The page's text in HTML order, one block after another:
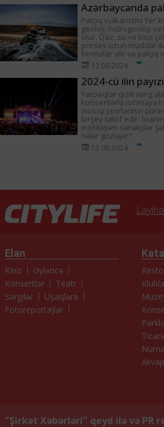
Azərbaycanda
Palçıq vulkanizmi Yer
geoloji, hidrogeoloji və
olur. Qaz, su və bəzi
proses uzun müddət
formalar alır və palçıq
12.09.2024
2024-cü ilin
Yarpaqlar qızılı rəng
konsertlərlə isinməyə
musiqi janrlarının
birşey təklif edir.
möhtəşəm sənətçilər
nələr gözləyir?
12.09.2024
Elan
Kino
Əyləncə
Konsertlər
Teatr
Sərgilər
Uşaqlara
Fotoreportajlar
"Şirkət Xəbərləri" qeyd ilə və PR